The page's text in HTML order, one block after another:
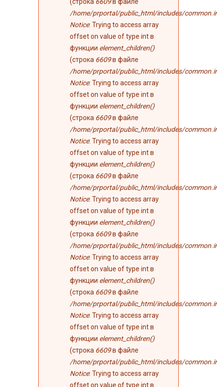
/home/prportal/public_html/includes/
Notice: Trying to access array
offset on value of type int в
функции element_children()
(строка 6609в файле
/home/prportal/public_html/includes/
Notice: Trying to access array
offset on value of type int в
функции element_children()
(строка 6609в файле
/home/prportal/public_html/includes/
Notice: Trying to access array
offset on value of type int в
функции element_children()
(строка 6609в файле
/home/prportal/public_html/includes/
Notice: Trying to access array
offset on value of type int в
функции element_children()
(строка 6609в файле
/home/prportal/public_html/includes/
Notice: Trying to access array
offset on value of type int в
функции element_children()
(строка 6609в файле
/home/prportal/public_html/includes/
Notice: Trying to access array
offset on value of type int в
функции element_children()
(строка 6609в файле
/home/prportal/public_html/includes/
Notice: Trying to access array
offset on value of type int в